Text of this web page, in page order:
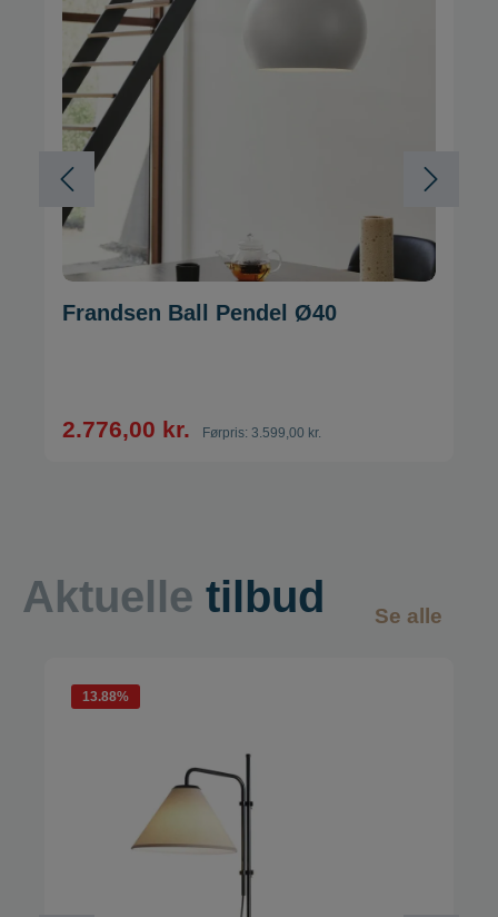
Frandsen Ball Pendel Ø40
2.776,00 kr. Førpris: 3.599,00 kr.
Aktuelle tilbud Se alle
13.88%